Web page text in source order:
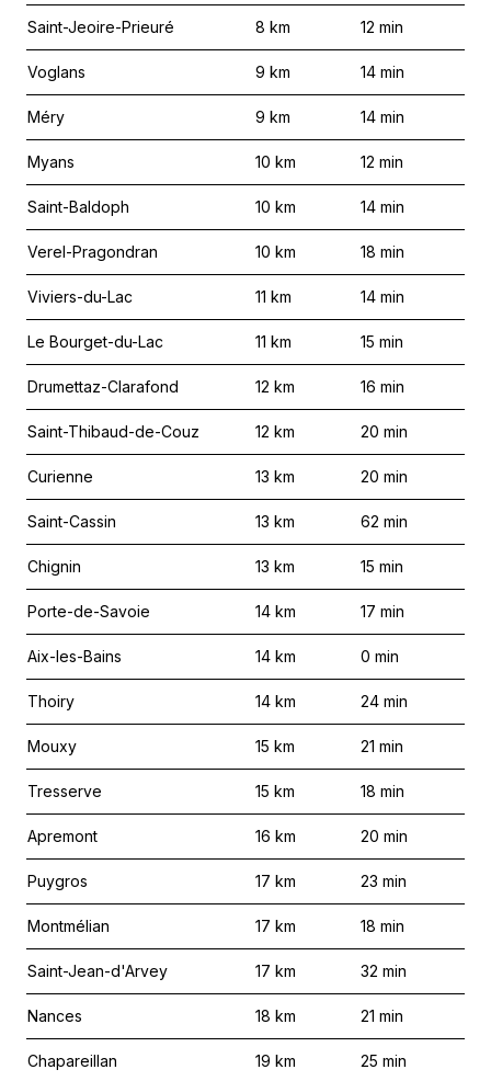
Saint-Jeoire-Prieuré 8 km 12 min
Voglans 9 km 14 min
Méry 9 km 14 min
Myans 10 km 12 min
Saint-Baldoph 10 km 14 min
Verel-Pragondran 10 km 18 min
Viviers-du-Lac 11 km 14 min
Le Bourget-du-Lac 11 km 15 min
Drumettaz-Clarafond 12 km 16 min
Saint-Thibaud-de-Couz 12 km 20 min
Curienne 13 km 20 min
Saint-Cassin 13 km 62 min
Chignin 13 km 15 min
Porte-de-Savoie 14 km 17 min
Aix-les-Bains 14 km 0 min
Thoiry 14 km 24 min
Mouxy 15 km 21 min
Tresserve 15 km 18 min
Apremont 16 km 20 min
Puygros 17 km 23 min
Montmélian 17 km 18 min
Saint-Jean-d'Arvey 17 km 32 min
Nances 18 km 21 min
Chapareillan 19 km 25 min